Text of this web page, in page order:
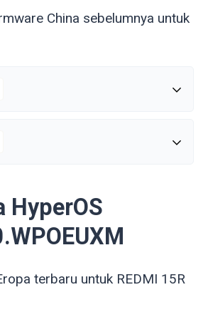
China sebelumnya untuk
HyperOS
terbaru untuk REDMI 15R